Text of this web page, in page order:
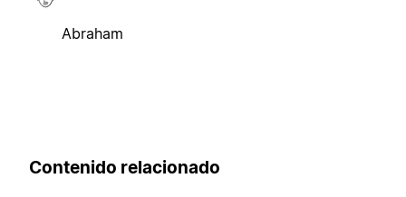
Abraham
Contenido relacionado